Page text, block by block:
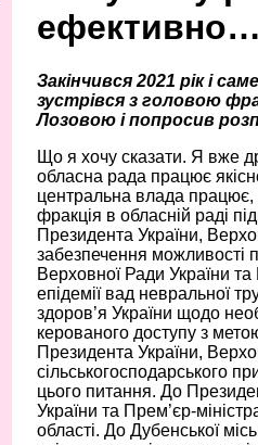
Закінчився 2021 рік і
зустрівся з головою
Лозовою і попросив
Що я хочу сказати. Я вже
обласна рада працює
центральна влада працює,
фракція в обласній раді
Президента України,
забезпечення можливості
Верховної Ради України
епідемії вад невральної
здоров’я України щодо
керованого доступу з
Президента України,
сільськогосподарського
цього питання. До
України та Прем’єр-
області. До Дубенської